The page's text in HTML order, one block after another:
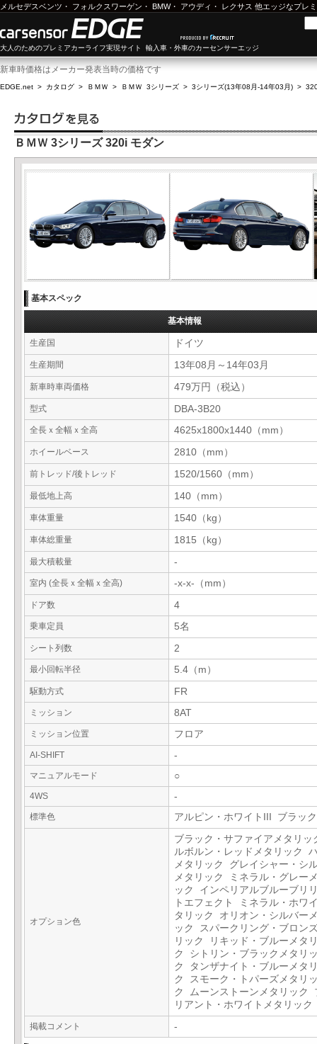
メルセデスベンツ ・ フォルクスワーゲン ・ BMW・ アウディ ・ レクサス 他エッジなプレ
大人のためのプレミアカーライフ実現サイト 輸入車・外車のカーセンサーエッジ
新車時価格はメーカー発表当時の価格です
EDGE.net > カタログ > ＢＭＷ > ＢＭＷ 3シリーズ > 3シリーズ(13年08月-14年03月) >
ＢＭＷ 3シリーズ 320i モダン
基本スペック
基本情報
生産国 ドイツ
生産期間 13年08月～14年03月
新車時車両価格 479万円（税込）
型式 DBA-3B20
全長ｘ全幅ｘ全高 4625x1800x1440（mm）
ホイールベース 2810（mm）
前トレッド/後トレッド 1520/1560（mm）
最低地上高 140（mm）
車体重量 1540（kg）
車体総重量 1815（kg）
最大積載量 -
室内 (全長ｘ全幅ｘ全高) -x-x-（mm）
ドア数 4
乗車定員 5名
シート列数 2
最小回転半径 5.4（m）
駆動方式 FR
ミッション 8AT
ミッション位置 フロア
AI-SHIFT -
マニュアルモード ○
4WS -
標準色 アルピン・ホワイトIII ブラッ
オプション色
ブラック・サファイアメタリ
ルボルン・レッドメタリック
メタリック グレイシャー・シ
メタリック ミネラル・グレー
ック インペリアルブルーブリ
トエフェクト ミネラル・ホワ
タリック オリオン・シルバー
ック スパークリング・ブロン
リック リキッド・ブルーメタ
ク シトリン・ブラックメタリ
ク タンザナイト・ブルーメタ
ク スモーク・トパーズメタリ
ク ムーンストーンメタリック
リアント・ホワイトメタリッ
掲載コメント -